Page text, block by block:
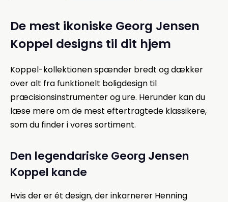
De mest ikoniske Georg Jensen
Koppel designs til dit hjem
Koppel-kollektionen spænder bredt og dækker
over alt fra funktionelt boligdesign til
præcisionsinstrumenter og ure. Herunder kan du
læse mere om de mest eftertragtede klassikere,
som du finder i vores sortiment.
Den legendariske Georg Jensen
Koppel kande
Hvis der er ét design, der inkarnerer Henning